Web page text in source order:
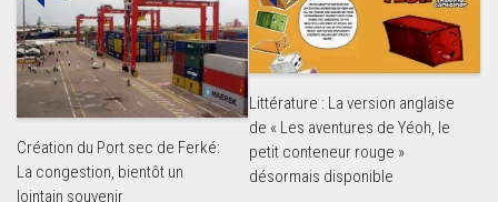
Création du Port sec de Ferké:
La congestion, bientôt un
lointain souvenir
Littérature : La version anglaise
de « Les aventures de Yéoh, le
petit conteneur rouge »
désormais disponible